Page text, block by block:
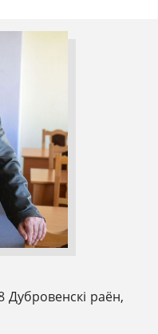
Дубровенскі раён,